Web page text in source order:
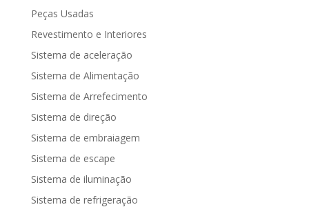
Peças Usadas
Revestimento e Interiores
Sistema de aceleração
Sistema de Alimentação
Sistema de Arrefecimento
Sistema de direção
Sistema de embraiagem
Sistema de escape
Sistema de iluminação
Sistema de refrigeração